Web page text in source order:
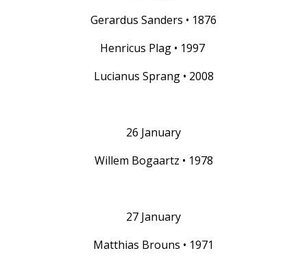
Gerardus Sanders • 1876
Henricus Plag • 1997
Lucianus Sprang • 2008
26 January
Willem Bogaartz • 1978
27 January
Matthias Brouns • 1971